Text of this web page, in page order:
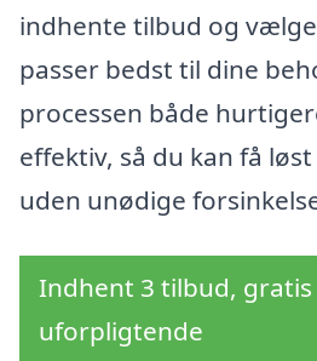
indhente tilbud og
passer bedst til dine
processen både
effektiv, så du kan få
uden unødige
Indhent 3 tilbud, gratis
uforpligtende